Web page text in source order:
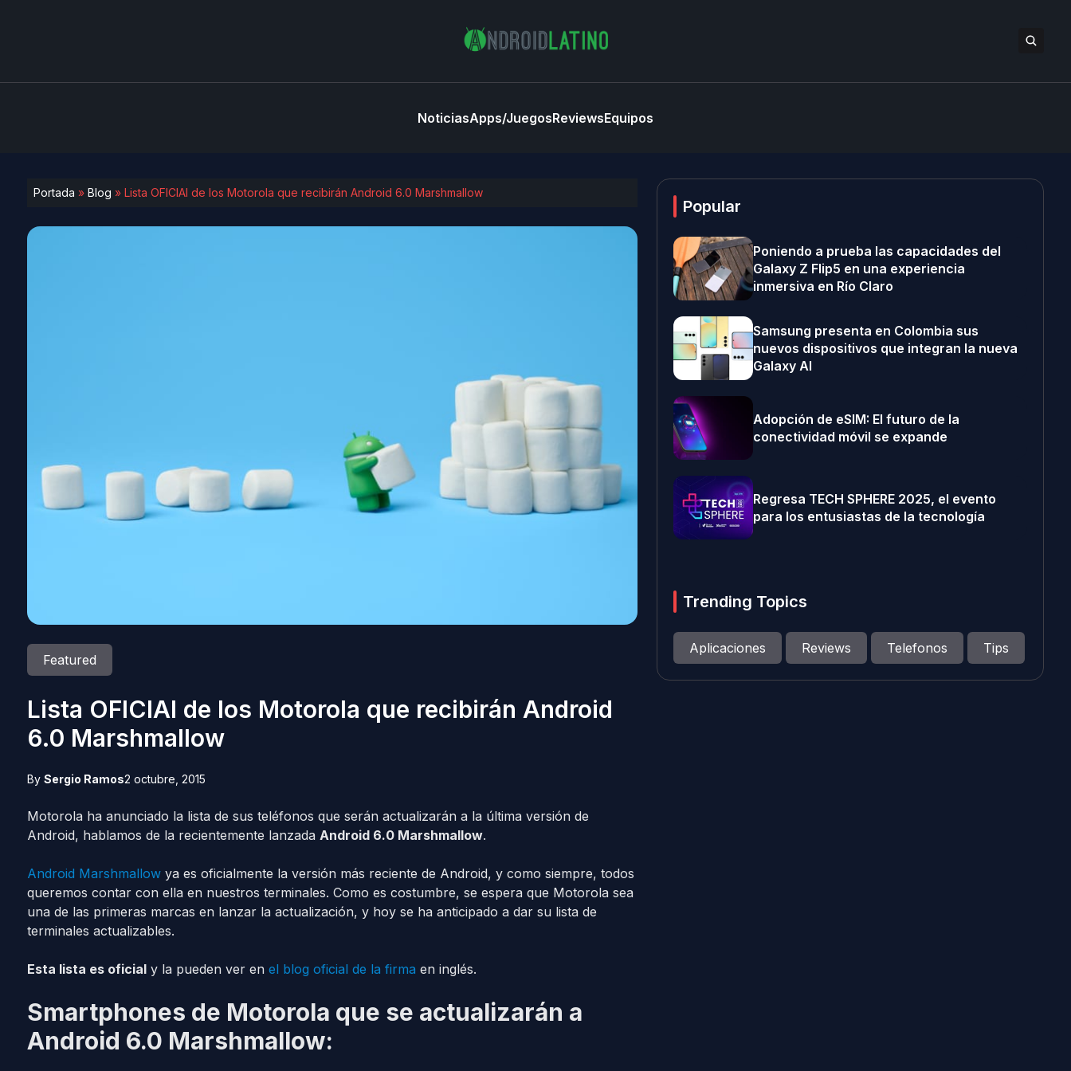
NoticiasApps/JuegosReviewsEquipos
Portada » Blog » Lista OFICIAl de los Motorola que recibirán Android 6.0 Marshmallow
Featured
Lista OFICIAl de los Motorola que recibirán Android
6.0 Marshmallow
By Sergio Ramos2 octubre, 2015
Motorola ha anunciado la lista de sus teléfonos que serán actualizarán a la última versión de
Android, hablamos de la recientemente lanzada Android 6.0 Marshmallow.
Android Marshmallowya es oficialmente la versión más reciente de Android, y como siempre, todos
queremos contar con ella en nuestros terminales. Como es costumbre, se espera que Motorola sea
una de las primeras marcas en lanzar la actualización, y hoy se ha anticipado a dar su lista de
terminales actualizables.
Esta lista es oficialy la pueden ver en el blog oficial de la firma en inglés.
Smartphones de Motorola que se actualizarán a
Android 6.0 Marshmallow:
Popular
Poniendo a prueba las capacidades del
Galaxy Z Flip5 en una experiencia
inmersiva en Río Claro
Samsung presenta en Colombia sus
nuevos dispositivos que integran la nueva
Galaxy AI
Adopción de eSIM: El futuro de la
conectividad móvil se expande
Regresa TECH SPHERE 2025, el evento
para los entusiastas de la tecnología
Trending Topics
Aplicaciones Reviews Telefonos Tips